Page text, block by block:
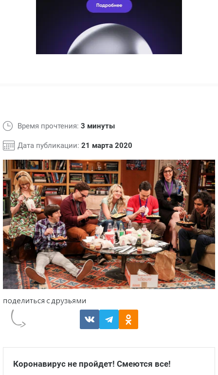
ГЕРМАНИЯ
СПОЙЛЕРЫ ИЗ СЕРИАЛОВ
Время прочтения: 3 минуты
Дата публикации: 21 марта 2020
Коронавирус не пройдет! Смеются все!